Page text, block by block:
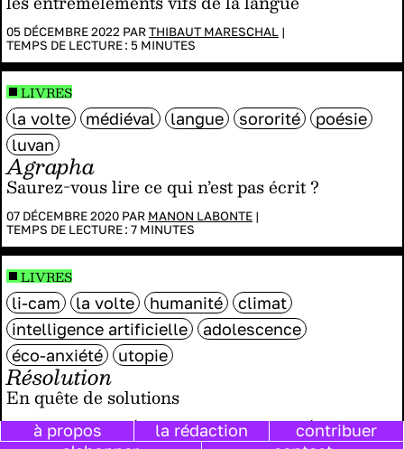
05 DÉCEMBRE 2022 PARTHIBAUT MARESCHAL |
TEMPS DE LECTURE : 5 MINUTES
Agrapha
Saurez-vous lire ce qui n’est pas écrit ?
07 DÉCEMBRE 2020 PAR MANON LABONTE |
TEMPS DE LECTURE : 7 MINUTES
la volte médiéval langue sororité
poésie
luvan
LIVRES
Résolution
En quête de solutions
29 JUIN 2020 PARNOÉMIE MIL-HOMENSDANSLITTÉRATURE
JEUNESSE|TEMPS DE LECTURE :5MINUTES
li-cam la volte humanité
climat
intelligence artificielle
adolescence
éco-anxiété
utopie
LIVRES
à propos la rédaction
contribuer